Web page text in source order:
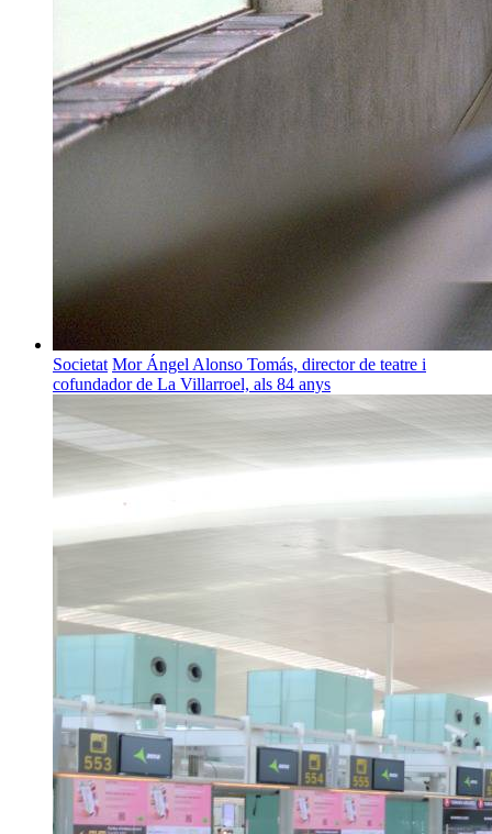
Societat Mor Ángel Alonso Tomás, director de teatre i
cofundador de La Villarroel, als 84 anys